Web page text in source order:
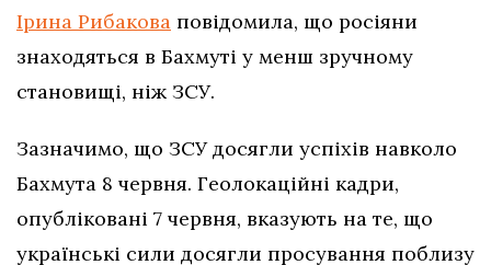
Ірина Рибакова повідомила, що росіяни
знаходяться в Бахмуті у менш зручному
становищі, ніж ЗСУ.
Зазначимо, що ЗСУ досягли успіхів навколо
Бахмута 8 червня. Геолокаційні кадри,
опубліковані 7 червня, вказують на те, що
українські сили досягли просування поблизу